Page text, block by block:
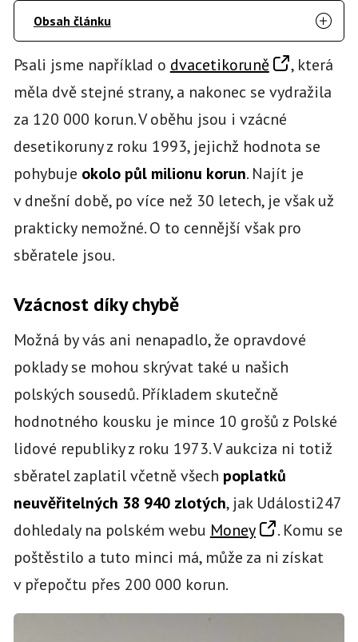
Obsah článku
Psali jsme například o dvacetikoruně
, která
měla dvě stejné strany, a nakonec se vydražila
za 120 000 korun. V oběhu jsou i vzácné
desetikoruny z roku 1993, jejichž hodnota se
pohybuje okolo půl milionu korun. Najít je
v dnešní době, po více než 30 letech, je však už
prakticky nemožné. O to cennější však pro
sběratele jsou.
Vzácnost díky chybě
Možná by vás ani nenapadlo, že opravdové
poklady se mohou skrývat také u našich
polských sousedů. Příkladem skutečně
hodnotného kousku je mince 10 grošů z Polské
lidové republiky z roku 1973. V aukciza ni totiž
sběratel zaplatil včetně všech poplatků
neuvěřitelných 38 940 zlotých, jak Události247
dohledaly na polském webu Money
. Komu se
poštěstilo a tuto minci má, může za ni získat
v přepočtu přes 200 000 korun.